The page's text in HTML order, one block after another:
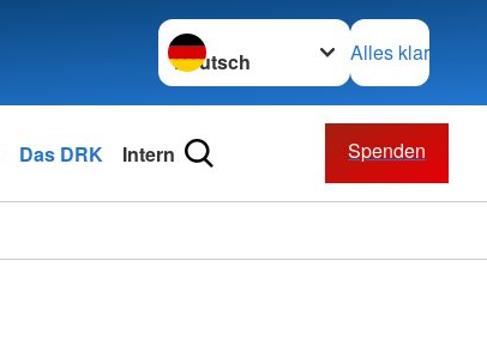
Sprache wechseln zu
Alles klar
Das DRK Intern Spenden